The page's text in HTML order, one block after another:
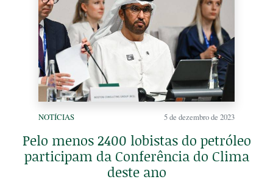
NOTÍCIAS 5 de dezembro de 2023
Pelo menos 2400 lobistas do petróleo
participam da Conferência do Clima
deste ano